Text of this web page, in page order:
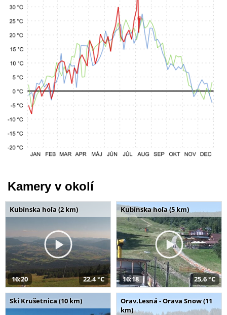
Kamery v okolí
Kubínska hoľa (2 km)
16:20 22,4 °C
Kubínska hoľa (5 km)
16:18 25,6 °C
Ski Krušetnica (10 km)
Orav.Lesná - Orava Snow (11
km)